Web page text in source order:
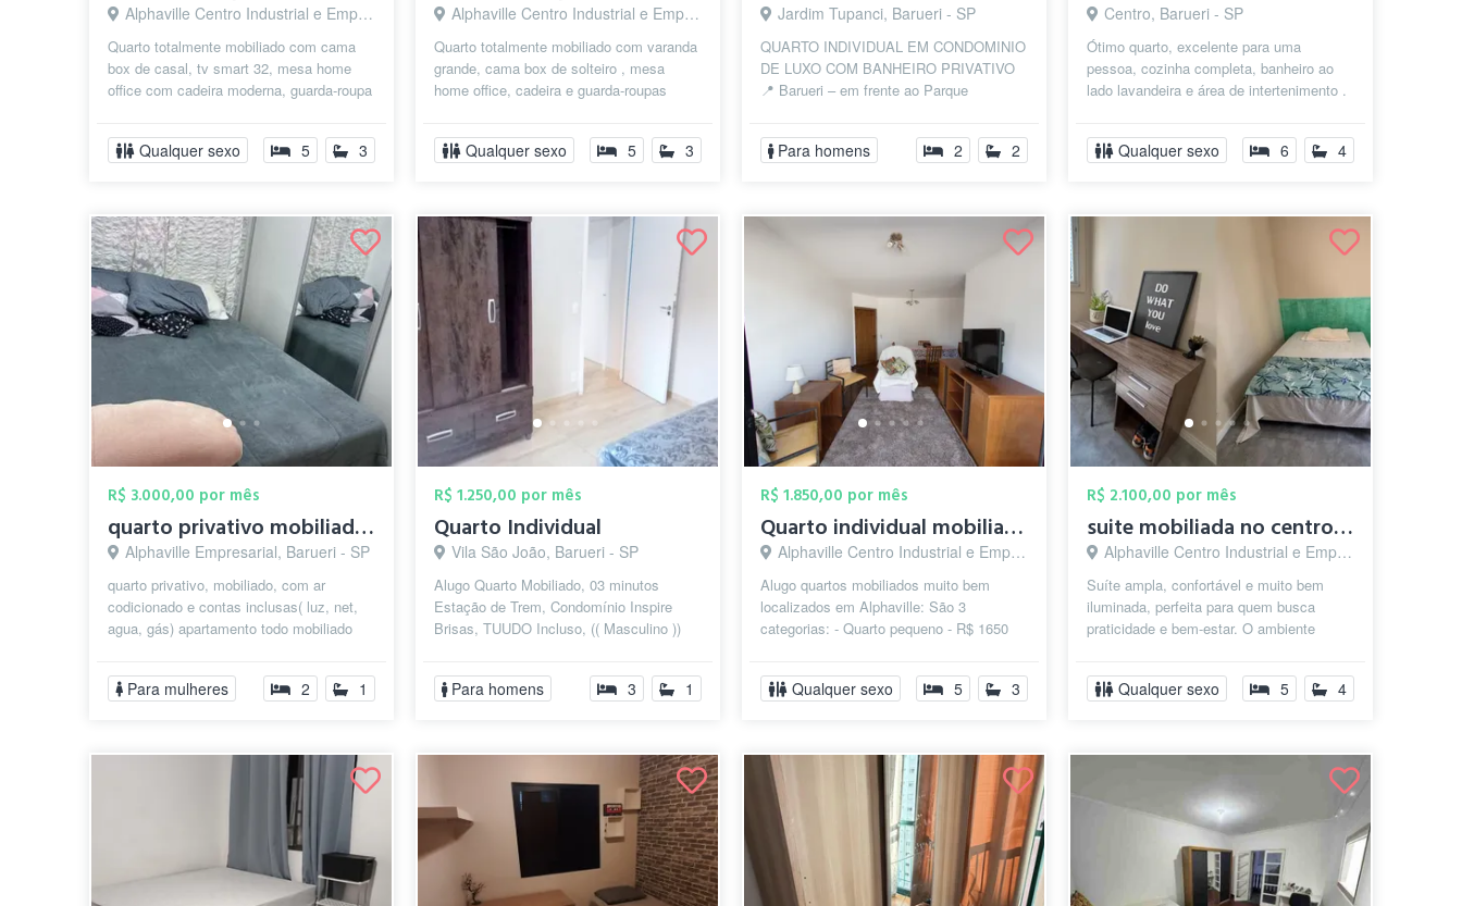
Alphaville Centro Industrial e Empresarial/Alphaville., Barueri - SP
Quarto totalmente mobiliado com cama
box de casal, tv smart 32, mesa home
office com cadeira moderna, guarda-roupa
Qualquer sexo 5 3
Alphaville Centro Industrial e Empresarial/Alphaville., Barueri - SP
Quarto totalmente mobiliado com varanda
grande, cama box de solteiro , mesa
home office, cadeira e guarda-roupas
Qualquer sexo 5 3
Jardim Tupanci, Barueri - SP
QUARTO INDIVIDUAL EM CONDOMINIO
DE LUXO COM BANHEIRO PRIVATIVO
📍 Barueri – em frente ao Parque
Comercial 📅 ...
Para homens 2 2
Centro, Barueri - SP
Ótimo quarto, excelente para uma
pessoa, cozinha completa, banheiro ao
lado lavandeira e área de intertenimento .
Qualquer sexo 6 4
R$ 3.000,00 por mês
quarto privativo mobiliado com ar condic...
Alphaville Empresarial, Barueri - SP
quarto privativo, mobiliado, com ar
codicionado e contas inclusas( luz, net,
agua, gás) apartamento todo mobiliado
Para mulheres 2 1
R$ 1.250,00 por mês
Quarto Individual
Vila São João, Barueri - SP
Alugo Quarto Mobiliado, 03 minutos
Estação de Trem, Condomínio Inspire
Brisas, TUUDO Incluso, (( Masculino ))
...
Para homens 3 1
R$ 1.850,00 por mês
Quarto individual mobiliado no centro de...
Alphaville Centro Industrial e Empresarial/Alphaville., Barueri - SP
Alugo quartos mobiliados muito bem
localizados em Alphaville: São 3
categorias: - Quarto pequeno - R$ 1650
Quar...
Qualquer sexo 5 3
R$ 2.100,00 por mês
suite mobiliada no centro de Alphaville
Alphaville Centro Industrial e Empresarial/Alphaville., Barueri - SP
Suíte ampla, confortável e muito bem
iluminada, perfeita para quem busca
praticidade e bem-estar. O ambiente
espaçoso...
Qualquer sexo 5 4